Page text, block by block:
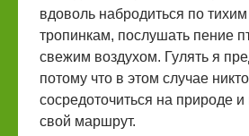
вдоволь набродиться по
тропинкам, послушать пение
свежим воздухом. Гулять я
потому что в этом случае
сосредоточиться на природе
свой маршрут.